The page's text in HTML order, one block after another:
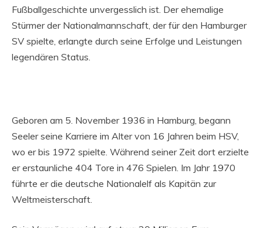
Fußballgeschichte unvergesslich ist. Der ehemalige
Stürmer der Nationalmannschaft, der für den Hamburger
SV spielte, erlangte durch seine Erfolge und Leistungen
legendären Status.
Geboren am 5. November 1936 in Hamburg, begann
Seeler seine Karriere im Alter von 16 Jahren beim HSV,
wo er bis 1972 spielte. Während seiner Zeit dort erzielte
er erstaunliche 404 Tore in 476 Spielen. Im Jahr 1970
führte er die deutsche Nationalelf als Kapitän zur
Weltmeisterschaft.